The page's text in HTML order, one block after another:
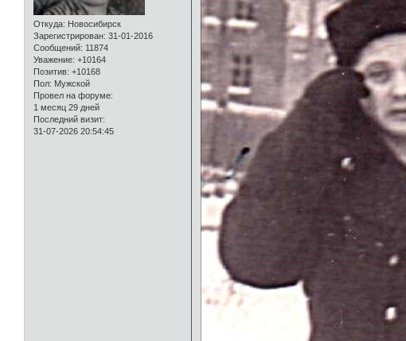
Откуда: Новосибирск
Зарегистрирован: 31-01-2016
Сообщений: 11874
Уважение: +10164
Позитив: +10168
Пол: Мужской
Провел на форуме:
1 месяц 29 дней
Последний визит:
31-07-2026 20:54:45